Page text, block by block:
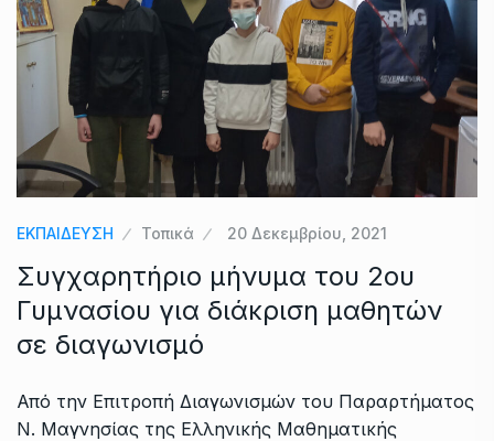
ΕΚΠΑΙΔΕΥΣΗ Τοπικά 20 Δεκεμβρίου, 2021
Συγχαρητήριο μήνυμα του 2ου
Γυμνασίου για διάκριση μαθητών
σε διαγωνισμό
Από την Επιτροπή Διαγωνισμών του Παραρτήματος
Ν. Μαγνησίας της Ελληνικής Μαθηματικής